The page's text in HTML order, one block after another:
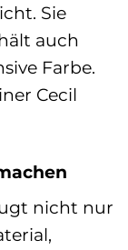
Sie
auch
Farbe.
Cecil
nicht nur